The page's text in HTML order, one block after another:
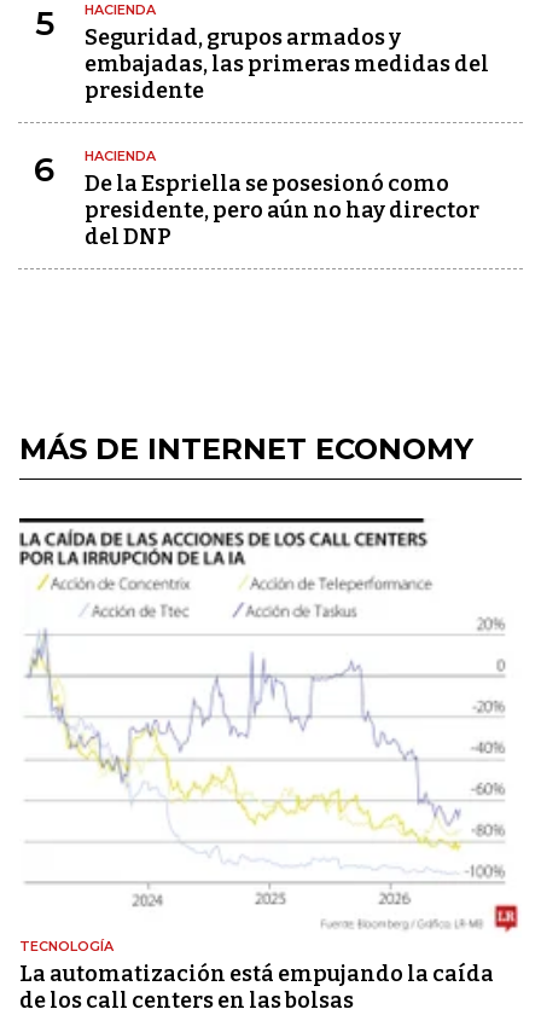
5 HACIENDA
Seguridad, grupos armados y
embajadas, las primeras medidas del
presidente
6 HACIENDA
De la Espriella se posesionó como
presidente, pero aún no hay director
del DNP
MÁS DE INTERNET ECONOMY
TECNOLOGÍA
La automatización está empujando la caída
de los call centers en las bolsas